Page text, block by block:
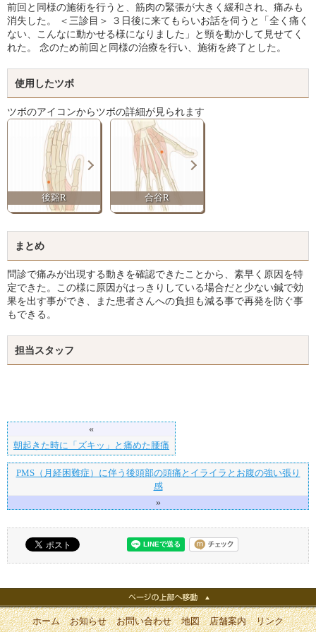
前回と同様の施術を行うと、筋肉の緊張が大きく緩和され、痛みも
消失した。 ＜三診目＞ ３日後に来てもらいお話を伺うと「全く痛く
ない、こんなに動かせる様になりました」と頸を動かして見せてく
れた。 念のため前回と同様の治療を行い、施術を終了とした。
使用したツボ
ツボのアイコンからツボの詳細が見られます
後谿R 合谷R
まとめ
問診で痛みが出現する動きを確認できたことから、素早く原因を特
定できた。この様に原因がはっきりしている場合だと少ない鍼で効
果を出す事ができ、また患者さんへの負担も減る事で再発を防ぐ事
もできる。
担当スタッフ
«
朝起きた時に「ズキッ」と痛めた腰痛
PMS（月経困難症）に伴う後頭部の頭痛とイライラとお腹の強い張り
感
»
ホーム お知らせ お問い合わせ 地図 店舗案内 リンク